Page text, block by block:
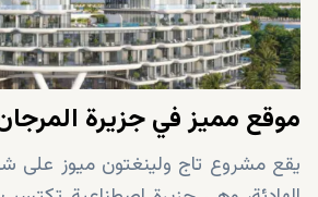
موقع مميز في جزيرة
يقع مشروع تاج ولينغتون ميوز على